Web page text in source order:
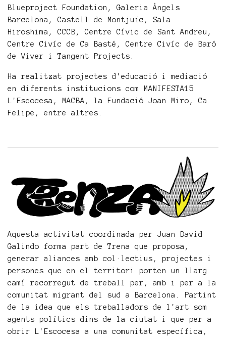
Blueproject Foundation, Galeria Àngels
Barcelona, Castell de Montjuïc, Sala
Hiroshima, CCCB, Centre Cívic de Sant Andreu,
Centre Civíc de Ca Basté, Centre Civíc de Baró
de Viver i Tangent Projects.
Ha realitzat projectes d'educació i mediació
en diferents institucions com MANIFESTA15
L'Escocesa, MACBA, la Fundació Joan Miro, Ca
Felipe, entre altres.
Aquesta activitat coordinada per Juan David
Galindo forma part de Trena que proposa,
generar aliances amb col·lectius, projectes i
persones que en el territori porten un llarg
camí recorregut de treball per, amb i per a la
comunitat migrant del sud a Barcelona. Partint
de la idea que els treballadors de l'art som
agents polítics dins de la ciutat i que per a
obrir L'Escocesa a una comunitat específica,